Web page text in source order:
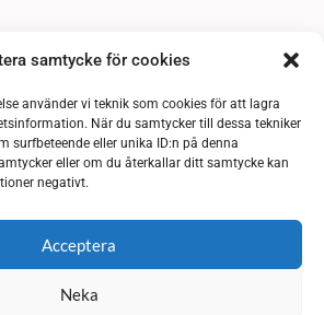
samtycke för cookies
använder vi teknik som cookies för att lagra
När du samtycker till dessa tekniker
surfbeteende eller unika ID:n på denna
eller om du återkallar ditt samtycke kan
negativt.
Acceptera
Neka